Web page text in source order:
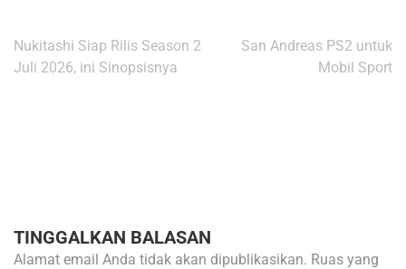
Navigasi
pos
Nukitashi Siap Rilis Season 2
Juli 2026, ini Sinopsisnya
San Andreas PS2 untuk
Mobil Sport
TINGGALKAN BALASAN
Alamat email Anda tidak akan dipublikasikan. Ruas yang